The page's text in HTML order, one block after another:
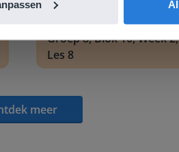
Groep 8, Blok 10, Week 2,
Les 8
meer